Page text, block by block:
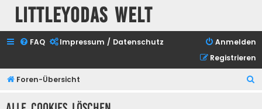
Littleyodas Welt
FAQ Impressum / Datenschutz
Anmelden
Registrieren
Foren-Übersicht